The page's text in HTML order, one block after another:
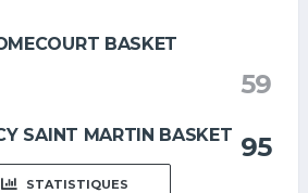
BASKET
59
95
SAINT MARTIN BASKET
STATISTIQUES